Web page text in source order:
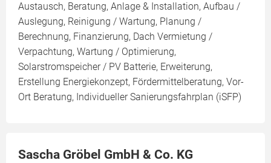
Austausch, Beratung, Anlage & Installation, Aufbau /
Auslegung, Reinigung / Wartung, Planung /
Berechnung, Finanzierung, Dach Vermietung /
Verpachtung, Wartung / Optimierung,
Solarstromspeicher / PV Batterie, Erweiterung,
Erstellung Energiekonzept, Fördermittelberatung, Vor-
Ort Beratung, Individueller Sanierungsfahrplan (iSFP)
Sascha Gröbel GmbH & Co. KG